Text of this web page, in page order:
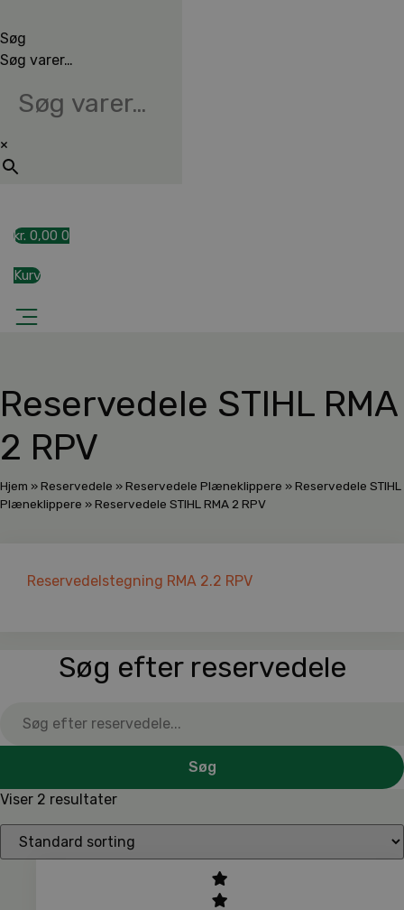
Søg
Søg varer…
×
kr. 0,00 0
Kurv
Reservedele STIHL RMA
2 RPV
Hjem »Reservedele »Reservedele Plæneklippere »Reservedele STIHL
Plæneklippere »Reservedele STIHL RMA 2 RPV
Reservedelstegning RMA 2.2 RPV
Søg efter reservedele
Søg
Viser 2 resultater